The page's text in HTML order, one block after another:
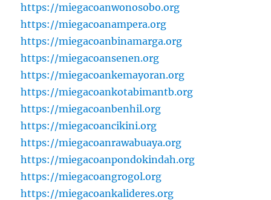
https://miegacoanwonosobo.org
https://miegacoanampera.org
https://miegacoanbinamarga.org
https://miegacoansenen.org
https://miegacoankemayoran.org
https://miegacoankotabimantb.org
https://miegacoanbenhil.org
https://miegacoancikini.org
https://miegacoanrawabuaya.org
https://miegacoanpondokindah.org
https://miegacoangrogol.org
https://miegacoankalideres.org